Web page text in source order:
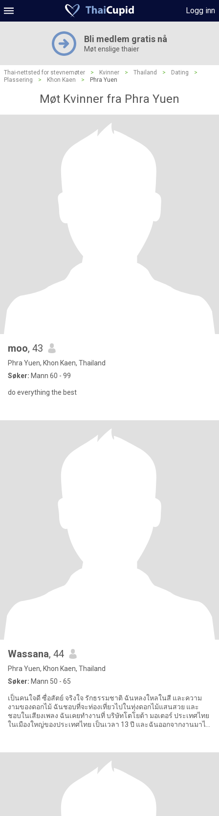
Logg inn
Bli medlem gratis nå
Møt enslige thaier
Thai-nettsted for stevnemøter > Kvinner > Thailand > Dating
>
Plassering
> Khon Kaen > Phra Yuen
Møt Kvinner fra Phra Yuen
moo, 43
Phra Yuen, Khon Kaen, Thailand
Søker: Mann 60 - 99
do everything the best
Wassana, 44
Phra Yuen, Khon Kaen, Thailand
Søker: Mann 50 - 65
เป็นคนใจดี ซื่อสัตย์ จริงใจ รักธรรมชาติ ฉันหลงใหลในสี และความ
งามของดอกไม้ ฉันชอบที่จะท่องเที่ยวไปในทุ่งดอกไม้แสนสวย และ
ชอบในเสียงเพลง ฉันเคยทำงานที่ บริษัทโตโยต้า มอเตอร์ ประเทศไทย
ในเมืองใหญ่ของประเทศไทย เป็นเวลา 13 ปี และฉันออกจากงานมาได้